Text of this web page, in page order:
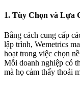
1. Tùy Chọn và Lựa
Bằng cách cung cấp
lập trình, Wemetrics
hoạt trong việc chọn
Mỗi doanh nghiệp có
mà họ cảm thấy thoải